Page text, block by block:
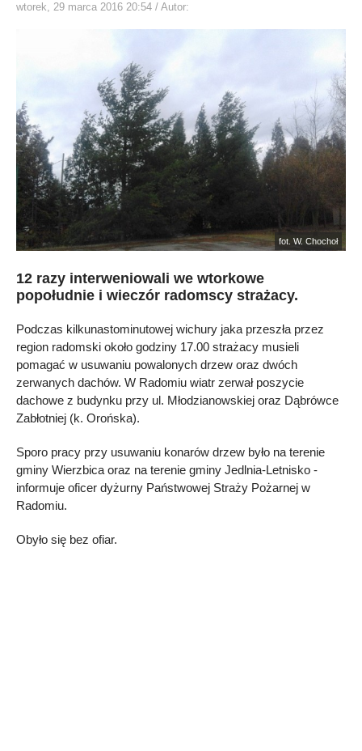
wtorek, 29 marca 2016 20:54 / Autor:
fot. W. Chochoł
12 razy interweniowali we wtorkowe
popołudnie i wieczór radomscy strażacy.
Podczas kilkunastominutowej wichury jaka przeszła przez
region radomski około godziny 17.00 strażacy musieli
pomagać w usuwaniu powalonych drzew oraz dwóch
zerwanych dachów. W Radomiu wiatr zerwał poszycie
dachowe z budynku przy ul. Młodzianowskiej oraz Dąbrówce
Zabłotniej (k. Orońska).
Sporo pracy przy usuwaniu konarów drzew było na terenie
gminy Wierzbica oraz na terenie gminy Jedlnia-Letnisko -
informuje oficer dyżurny Państwowej Straży Pożarnej w
Radomiu.
Obyło się bez ofiar.